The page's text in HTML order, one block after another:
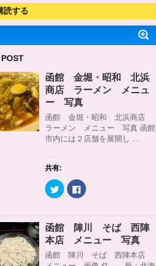
読する
函館 金堀・昭和 北浜
商店 ラーメン メニュ
ー 写真
函館 金堀・昭和 北浜商店
ラーメン メニュー 写真 函館
市内には２店舗を展開し …
共有:
ク
リ
し
て
T
w
i
t
F
a
b
o
o
k
で
共
有
函館 陣川 そば 西陣
本店 メニュー 写真
函館 陣川 そば 西陣本店